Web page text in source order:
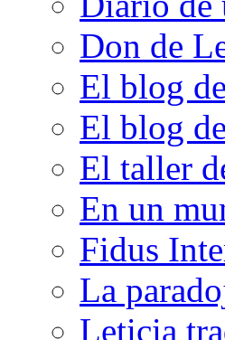
Don de
El blog
El blog
El taller
En un
Fidus
La
Leticia